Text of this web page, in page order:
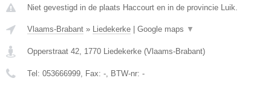
Niet gevestigd in de plaats Haccourt en in de provincie Luik.
Vlaams-Brabant » Liedekerke Google maps ▼
Opperstraat 42 1770 Liedekerke (Vlaams-Brabant)
Tel: 053666999 , Fax: - , BTW-nr: -